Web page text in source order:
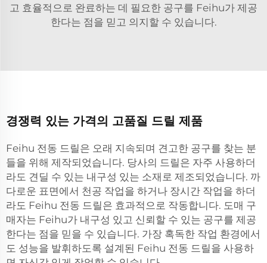
고 효율적으로 완료하는 데 필요한 공구를 Feihu가 제공
한다는 점을 믿고 의지할 수 있습니다.
경쟁력 있는 가격의 고품질 드릴 제품
Feihu 전동 드릴은 오래 지속되며 견고한 공구를 찾는 분
들을 위해 제작되었습니다. 당사의 드릴은 자주 사용하더
라도 견딜 수 있는 내구성 있는 소재로 제조되었습니다. 까
다로운 표면에서 천공 작업을 하거나 장시간 작업을 하더
라도 Feihu 전동 드릴은 효과적으로 작동합니다. 도매 구
매자는 Feihu가 내구성 있고 신뢰할 수 있는 공구를 제공
한다는 점을 믿을 수 있습니다. 가장 혹독한 작업 환경에서
도 성능을 발휘하도록 설계된 Feihu 전동 드릴을 사용하